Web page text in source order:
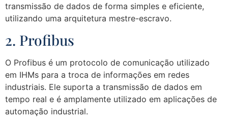
transmissão de dados de forma simples e eficiente,
utilizando uma arquitetura mestre-escravo.
2. Profibus
O Profibus é um protocolo de comunicação utilizado
em IHMs para a troca de informações em redes
industriais. Ele suporta a transmissão de dados em
tempo real e é amplamente utilizado em aplicações de
automação industrial.